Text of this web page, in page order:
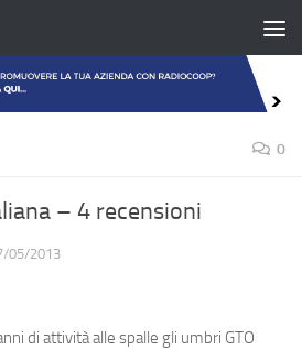
0
– 4 recensioni
05/2013
di attività alle spalle gli umbri GTO